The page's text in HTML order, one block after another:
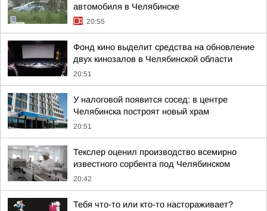
автомобиля в Челябинске
20:55
Фонд кино выделит средства на обновление
двух кинозалов в Челябинской области
20:51
У налоговой появится сосед: в центре
Челябинска построят новый храм
20:51
Текслер оценил производство всемирно
известного сорбента под Челябинском
20:42
Тебя что-то или кто-то настораживает?